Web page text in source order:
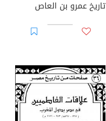
تاريخ عمرو بن العاص